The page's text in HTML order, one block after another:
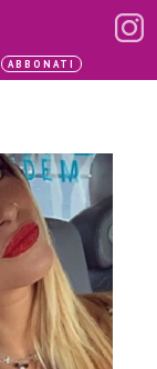
ABBONATI